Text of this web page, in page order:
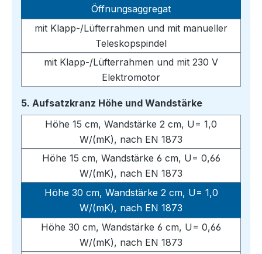
Öffnungsaggregat
mit Klapp-/Lüfterrahmen und mit manueller
Teleskopspindel
mit Klapp-/Lüfterrahmen und mit 230 V
Elektromotor
5. Aufsatzkranz Höhe und Wandstärkeauswählen
Höhe 15 cm, Wandstärke 2 cm, U= 1,0
W/(mK), nach EN 1873
Höhe 15 cm, Wandstärke 6 cm, U= 0,66
W/(mK), nach EN 1873
Höhe 30 cm, Wandstärke 2 cm, U= 1,0
W/(mK), nach EN 1873
Höhe 30 cm, Wandstärke 6 cm, U= 0,66
W/(mK), nach EN 1873